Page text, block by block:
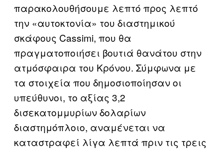
παρακολουθήσουμε λεπτό προς λεπτό
την «αυτοκτονία» του διαστημικού
σκάφους Cassimi, που θα
πραγματοποιήσει βουτιά θανάτου στην
ατμόσφαιρα του Κρόνου. Σύμφωνα με
τα στοιχεία που δημοσιοποίησαν οι
υπεύθυνοι, το αξίας 3,2
δισεκατομμυρίων δολαρίων
διαστημόπλοιο, αναμένεται να
καταστραφεί λίγα λεπτά πριν τις τρεις